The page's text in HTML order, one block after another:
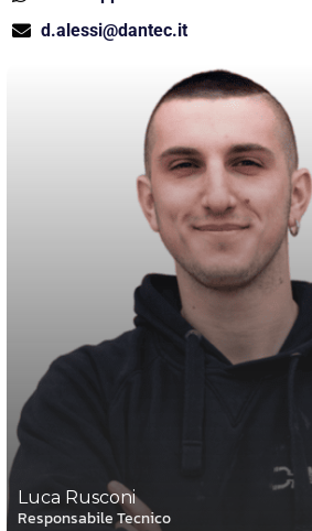
d.alessi@dantec.it
Luca Rusconi
Responsabile Tecnico